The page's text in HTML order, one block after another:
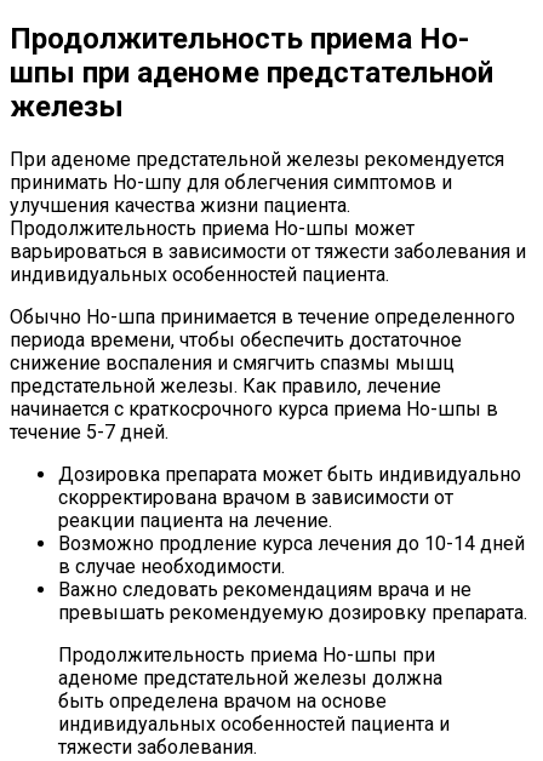
Продолжительность приема Но-
шпы при аденоме предстательной
железы
При аденоме предстательной железы рекомендуется
принимать Но-шпу для облегчения симптомов и
улучшения качества жизни пациента.
Продолжительность приема Но-шпы может
варьироваться в зависимости от тяжести заболевания и
индивидуальных особенностей пациента.
Обычно Но-шпа принимается в течение определенного
периода времени, чтобы обеспечить достаточное
снижение воспаления и смягчить спазмы мышц
предстательной железы. Как правило, лечение
начинается с краткосрочного курса приема Но-шпы в
течение 5-7 дней.
Дозировка препарата может быть индивидуально
скорректирована врачом в зависимости от
реакции пациента на лечение.
Возможно продление курса лечения до 10-14 дней
в случае необходимости.
Важно следовать рекомендациям врача и не
превышать рекомендуемую дозировку препарата.
Продолжительность приема Но-шпы при
аденоме предстательной железы должна
быть определена врачом на основе
индивидуальных особенностей пациента и
тяжести заболевания.